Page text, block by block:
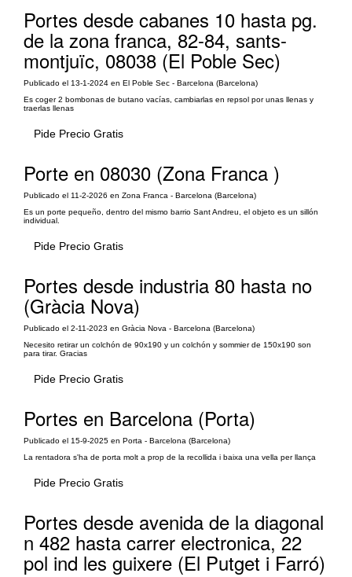
Portes desde cabanes 10 hasta pg.
de la zona franca, 82-84, sants-
montjuïc, 08038 (El Poble Sec)
Publicado el 13-1-2024 en El Poble Sec - Barcelona (Barcelona)
Es coger 2 bombonas de butano vacías, cambiarlas en repsol por unas llenas y
traerlas llenas
Pide Precio Gratis
Porte en 08030 (Zona Franca )
Publicado el 11-2-2026 en Zona Franca - Barcelona (Barcelona)
Es un porte pequeño, dentro del mismo barrio Sant Andreu, el objeto es un sillón
individual.
Pide Precio Gratis
Portes desde industria 80 hasta no
(Gràcia Nova)
Publicado el 2-11-2023 en Gràcia Nova - Barcelona (Barcelona)
Necesito retirar un colchón de 90x190 y un colchón y sommier de 150x190 son
para tirar. Gracias
Pide Precio Gratis
Portes en Barcelona (Porta)
Publicado el 15-9-2025 en Porta - Barcelona (Barcelona)
La rentadora s'ha de porta molt a prop de la recollida i baixa una vella per llança
Pide Precio Gratis
Portes desde avenida de la diagonal
n 482 hasta carrer electronica, 22
pol ind les guixere (El Putget i Farró)